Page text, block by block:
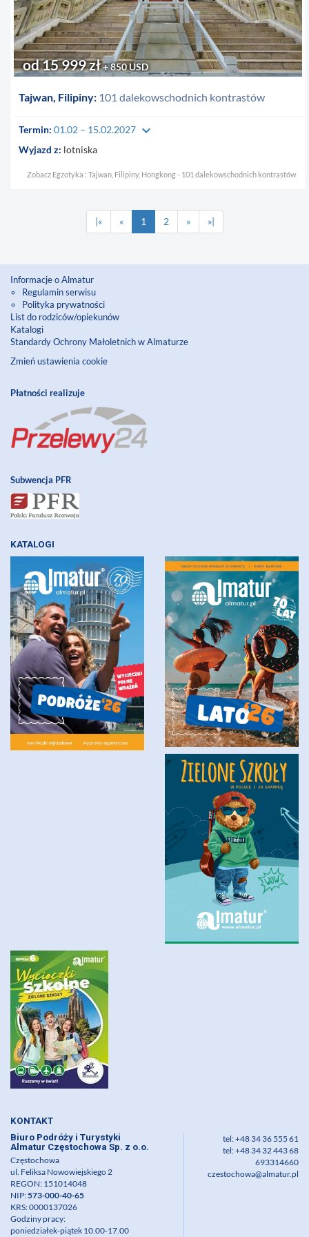
Tajwan, Filipiny: 101 dalekowschodnich kontrastów
od 15 999 zł+ 850 USD
Termin: 01.02 – 15.02.2027 keyboard_arrow_down
Wyjazd z: lotniska
Zobacz Egzotyka : Tajwan, Filipiny, Hongkong - 101 dalekowschodnich kontrastów
|« « 1 2 » »|
Informacje o Almatur
Regulamin serwisu
Polityka prywatności
List do rodziców/opiekunów
Katalogi
Standardy Ochrony Małoletnich w Almaturze
Zmień ustawienia cookie
Płatności realizuje
Subwencja PFR
KATALOGI
KONTAKT
Biuro Podróży i Turystyki
Almatur Częstochowa Sp. z o.o.
Częstochowa
ul. Feliksa Nowowiejskiego 2
REGON: 151014048
NIP:573-000-40-65
KRS: 0000137026
Godziny pracy:
poniedziałek-piątek 10.00-17.00
tel: +48 34 36 555 61
tel: +48 34 32 443 68
693314660
czestochowa@almatur.pl